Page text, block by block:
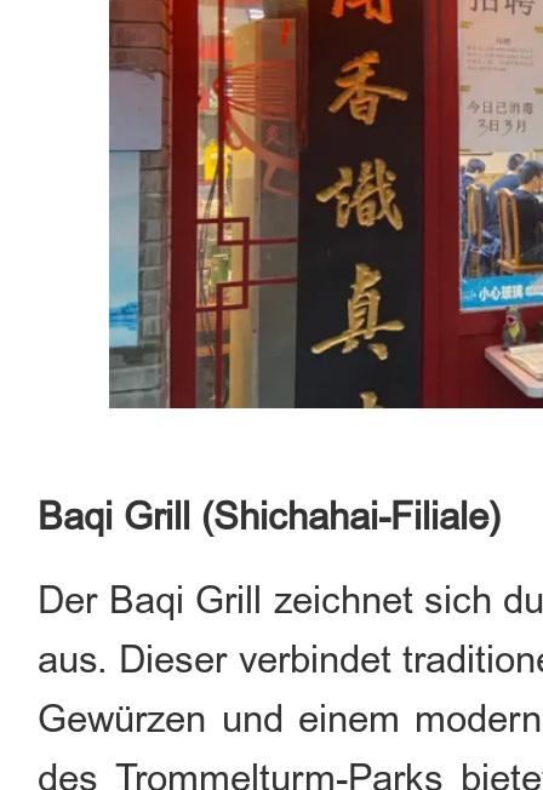
Baqi Grill (Shichahai-Filiale)
Der Baqi Grill zeichnet sich
aus. Dieser verbindet
Gewürzen und einem
des Trommelturm-Parks